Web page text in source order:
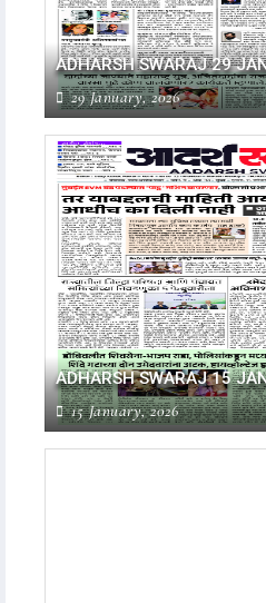
ADHARSH SWARAJ 29
29 January, 2026
ADHARSH SWARAJ 15
15 January, 2026